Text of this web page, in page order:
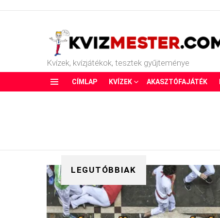
Kvízek, kvízjátékok, tesztek gyűjteménye
CÍMLAP KVÍZEK AKASZTÓFAJÁTÉK
LEGUTÓBBIAK